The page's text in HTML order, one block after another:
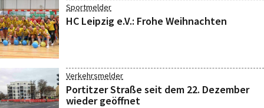
Sportmelder
HC Leipzig e.V.: Frohe Weihnachten
Verkehrsmelder
Portitzer Straße seit dem 22. Dezember
wieder geöffnet